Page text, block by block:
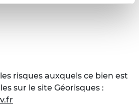
risques auxquels ce bien est
sur le site Géorisques :